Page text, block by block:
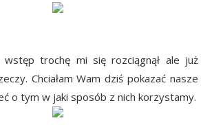
trochę mi się rozciągnął ale już
Chciałam Wam dziś pokazać nasze
o tym w jaki sposób z nich korzystamy.